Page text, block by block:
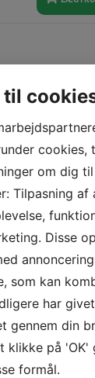
PÅ
PÅ
til
cookies,
om dig
Tilpasning af
Disse
som kan
har
gennem din
klikke på 'OK'
formål.